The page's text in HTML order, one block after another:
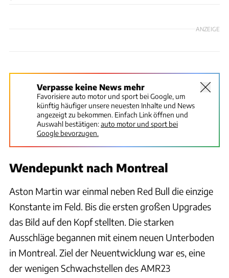
ANZEIGE
Verpasse keine News mehr
Favorisiere auto motor und sport bei Google, um
künftig häufiger unsere neuesten Inhalte und News
angezeigt zu bekommen. Einfach Link öffnen und
Auswahl bestätigen:auto motor und sport bei
Google bevorzugen.
Wendepunkt nach Montreal
Aston Martin war einmal neben Red Bull die einzige
Konstante im Feld. Bis die ersten großen Upgrades
das Bild auf den Kopf stellten. Die starken
Ausschläge begannen mit einem neuen Unterboden
in Montreal. Ziel der Neuentwicklung war es, eine
der wenigen Schwachstellen des AMR23